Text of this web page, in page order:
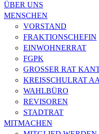
ÜBER UNS
MENSCHEN
VORSTAND
FRAKTIONSCHEFIN
EINWOHNERRAT
FGPK
GROSSER RAT
KREISSCHULRAT
WAHLBÜRO
REVISOREN
STADTRAT
MITMACHEN